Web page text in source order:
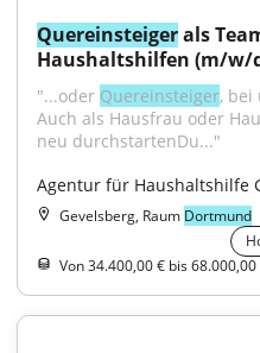
Quereinsteiger als
Haushaltshilfen (m/w/
"...oder Quereinsteiger, bei
Auch als Hausfrau oder
neu durchstartenDu..."
Agentur für Haushaltshilfe
Gevelsberg, Raum Dortmund
Von 34.400,00 € bis 68.000,00